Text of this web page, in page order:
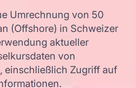
Umrechnung von 50
(Offshore) in Schweizer
aktueller
von
einschließlich Zugriff auf